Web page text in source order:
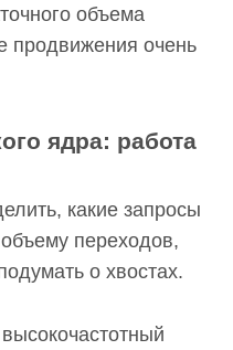
объема
продвижения
ядра: работа
какие
объему
стоит